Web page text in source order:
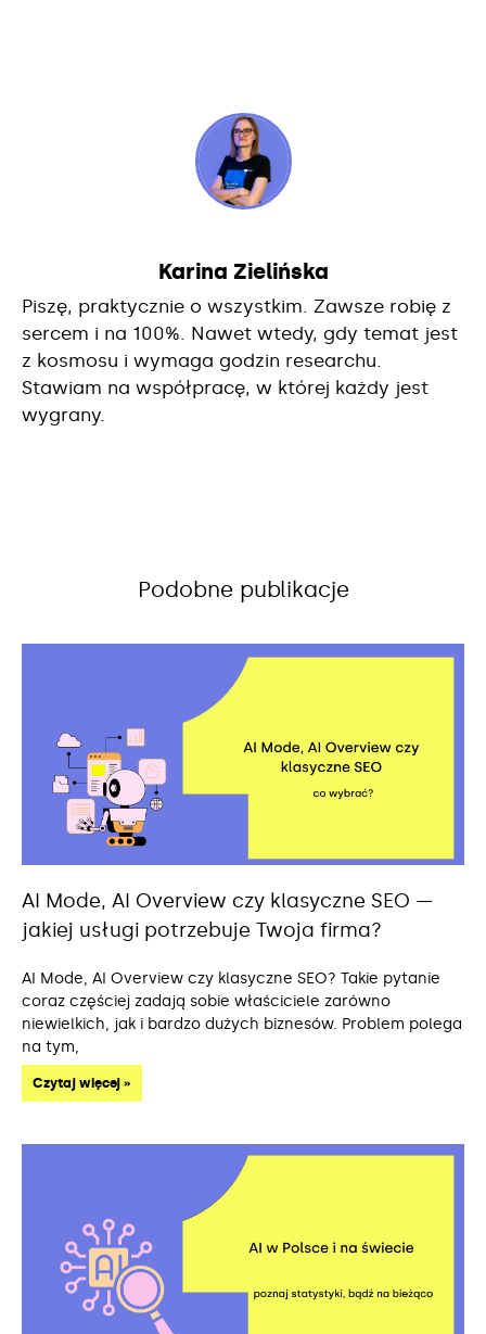
Karina Zielińska
Piszę, praktycznie o wszystkim. Zawsze robię z
sercem i na 100%. Nawet wtedy, gdy temat jest
z kosmosu i wymaga godzin researchu.
Stawiam na współpracę, w której każdy jest
wygrany.
Podobne publikacje
AI Mode, AI Overview czy klasyczne SEO —
jakiej usługi potrzebuje Twoja firma?
AI Mode, AI Overview czy klasyczne SEO? Takie pytanie
coraz częściej zadają sobie właściciele zarówno
niewielkich, jak i bardzo dużych biznesów. Problem polega
na tym,
Czytaj więcej »